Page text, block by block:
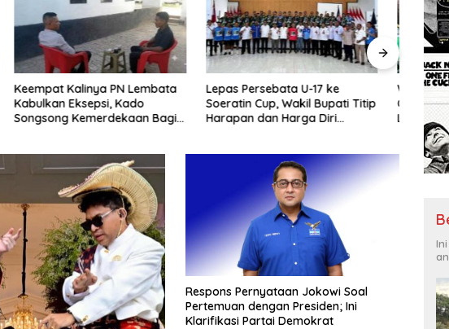
Lepas Persebata U-17 ke
Soeratin Cup, Wakil Bupati Titip
Harapan dan Harga Diri
Wakil Bupati Lembata: Al-
Qur’an dan Sunnah adalah
Landasan Peradaban Hadapi
Respons Pernyataan Jokowi Soal
Pertemuan dengan Presiden; Ini
Klarifikasi Partai Demokrat